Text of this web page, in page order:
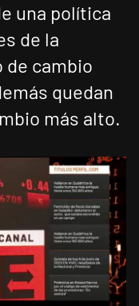
una política
de la
de cambio
quedan
más alto.